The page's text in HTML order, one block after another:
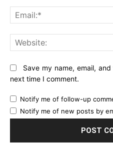
Save my name, email,
next time I comment.
Notify me of follow-up
Notify me of new posts by